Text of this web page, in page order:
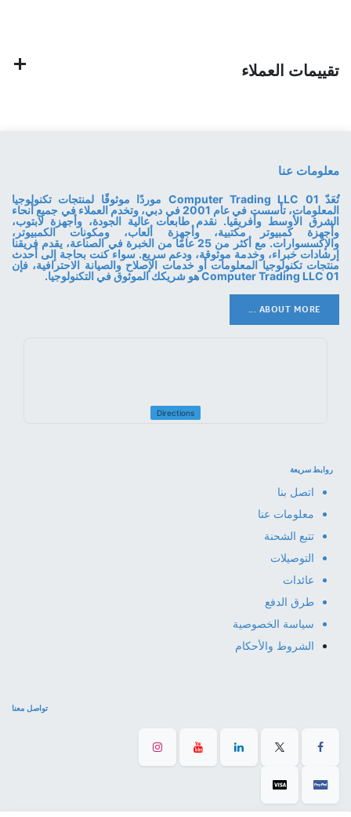
تقييمات العملاء
معلومات عنا
تُعَدّ 01 Computer Trading LLC موردًا موثوقًا لمنتجات تكنولوجيا
المعلومات، تأسست في عام 2001 في دبي، وتخدم العملاء في جميع أنحاء
الشرق الأوسط وأفريقيا. نقدم طابعات عالية الجودة، وأجهزة لابتوب،
وأجهزة كمبيوتر مكتبية، وأجهزة ألعاب، ومكونات الكمبيوتر،
والإكسسوارات. مع أكثر من 25 عامًا من الخبرة في الصناعة، يقدم فريقنا
إرشادات خبراء، وخدمة موثوقة، ودعم سريع. سواء كنت بحاجة إلى أحدث
منتجات تكنولوجيا المعلومات أو خدمات الإصلاح والصيانة الاحترافية، فإن
01 Computer Trading LLC هو شريكك الموثوق في التكنولوجيا.
ABOUT MORE ...
Directions
روابط سريعة
اتصل بنا
معلومات عنا
تتبع الشحنة
التوصيلات
عائدات
طرق الدفع
سياسة الخصوصية
الشروط والأحكام
تواصل معنا